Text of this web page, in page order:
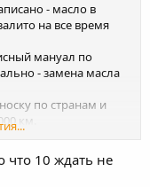
- масло в
на все время
мануал по
- замена масла
по странам и
км.
заморочились и
щупа каждые 100км и
что 10 ждать не